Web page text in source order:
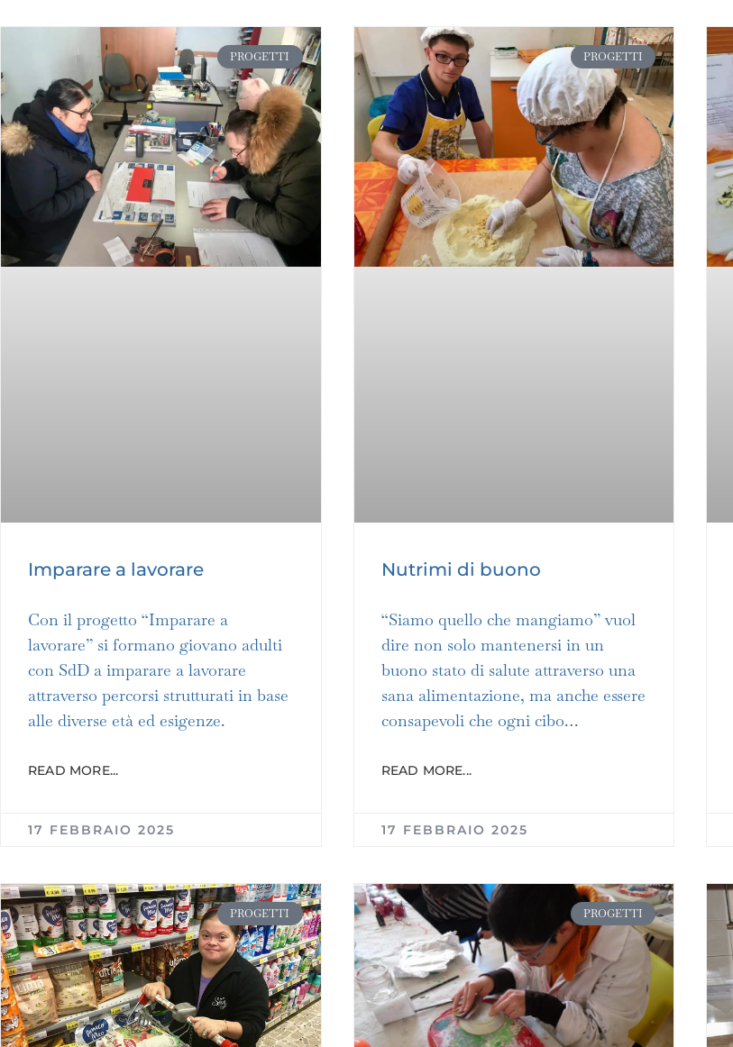
PROGETTI
Imparare a lavorare
Con il progetto “Imparare a
lavorare” si formano giovano adulti
con SdD a imparare a lavorare
attraverso percorsi strutturati in base
alle diverse età ed esigenze.
READ MORE...
17 FEBBRAIO 2025
PROGETTI
Nutrimi di buono
“Siamo quello che mangiamo” vuol
dire non solo mantenersi in un
buono stato di salute attraverso una
sana alimentazione, ma anche essere
consapevoli che ogni cibo…
READ MORE...
17 FEBBRAIO 2025
PROGETTI PROGETTI